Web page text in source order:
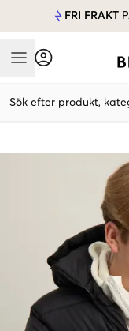
FRI FRAKT
Mobile Menu
Sök efter produkt,